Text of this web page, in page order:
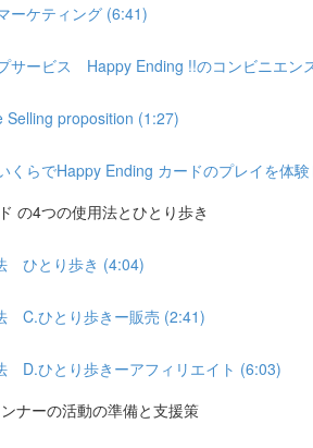
ーケティング (6:41)
サービス Happy Ending !!のコンビニエン
proposition (1:27)
らでHappy Ending カードのプレイを体
の4つの使用法とひとり歩き
ひとり歩き (4:04)
C.ひとり歩きー販売 (2:41)
D.ひとり歩きーアフィリエイト (6:03)
ナーの活動の準備と支援策